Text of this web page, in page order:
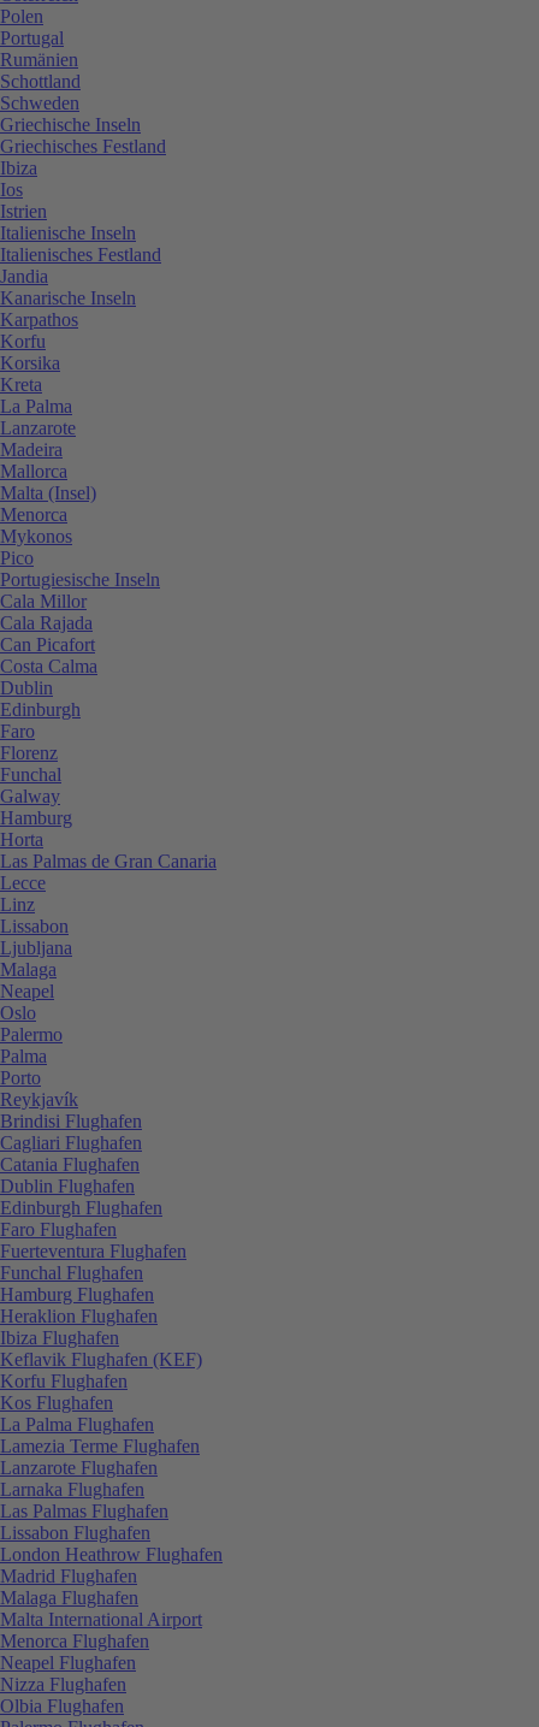
Polen
Portugal
Rumänien
Schottland
Schweden
Griechische Inseln
Griechisches Festland
Ibiza
Ios
Istrien
Italienische Inseln
Italienisches Festland
Jandia
Kanarische Inseln
Karpathos
Korfu
Korsika
Kreta
La Palma
Lanzarote
Madeira
Mallorca
Malta (Insel)
Menorca
Mykonos
Pico
Portugiesische Inseln
Cala Millor
Cala Rajada
Can Picafort
Costa Calma
Dublin
Edinburgh
Faro
Florenz
Funchal
Galway
Hamburg
Horta
Las Palmas de Gran Canaria
Lecce
Linz
Lissabon
Ljubljana
Malaga
Neapel
Oslo
Palermo
Palma
Porto
Reykjavík
Brindisi Flughafen
Cagliari Flughafen
Catania Flughafen
Dublin Flughafen
Edinburgh Flughafen
Faro Flughafen
Fuerteventura Flughafen
Funchal Flughafen
Hamburg Flughafen
Heraklion Flughafen
Ibiza Flughafen
Keflavik Flughafen (KEF)
Korfu Flughafen
Kos Flughafen
La Palma Flughafen
Lamezia Terme Flughafen
Lanzarote Flughafen
Larnaka Flughafen
Las Palmas Flughafen
Lissabon Flughafen
London Heathrow Flughafen
Madrid Flughafen
Malaga Flughafen
Malta International Airport
Menorca Flughafen
Neapel Flughafen
Nizza Flughafen
Olbia Flughafen